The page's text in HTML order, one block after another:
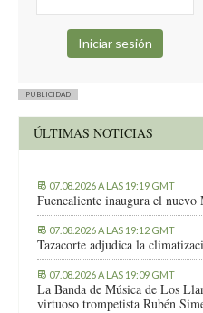
PUBLICIDAD
ÚLTIMAS NOTICIAS
07.08.2026 A LAS 19:19 GMT
Fuencaliente inaugura el
07.08.2026 A LAS 19:12 GMT
Tazacorte adjudica la
07.08.2026 A LAS 19:09 GMT
La Banda de Música de Los
virtuoso trompetista Rubén